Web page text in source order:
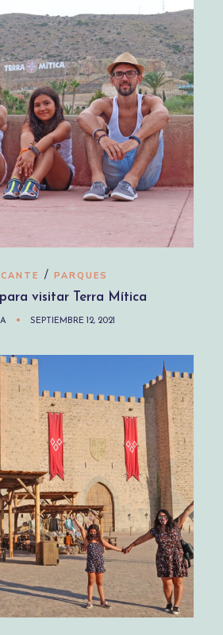
/ PARQUES
visitar Terra Mítica
SEPTIEMBRE 12, 2021